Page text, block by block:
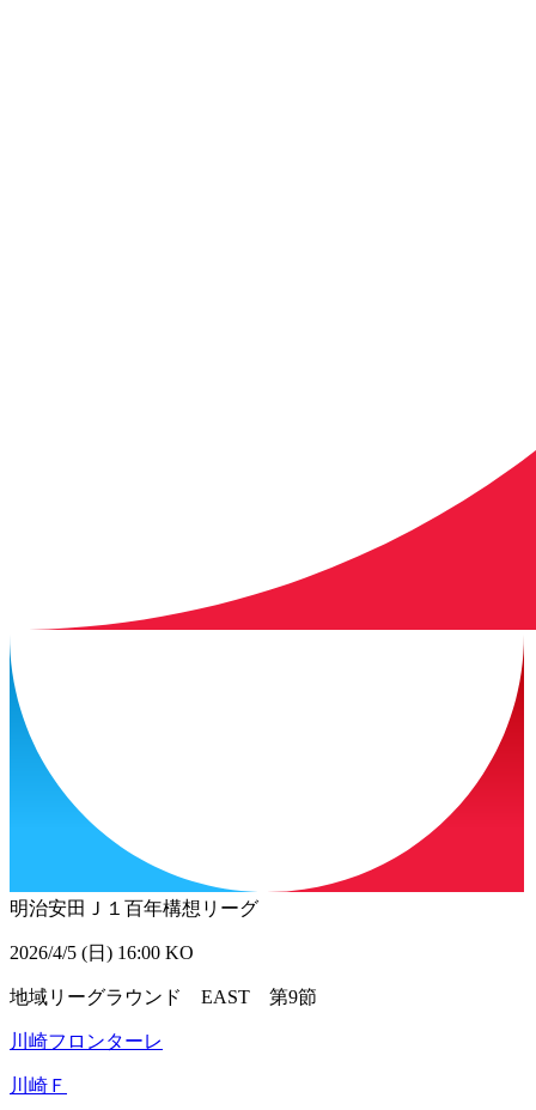
明治安田Ｊ１百年構想リーグ
2026/4/5 (日) 16:00 KO
地域リーグラウンド EAST 第9節
川崎フロンターレ
川崎Ｆ